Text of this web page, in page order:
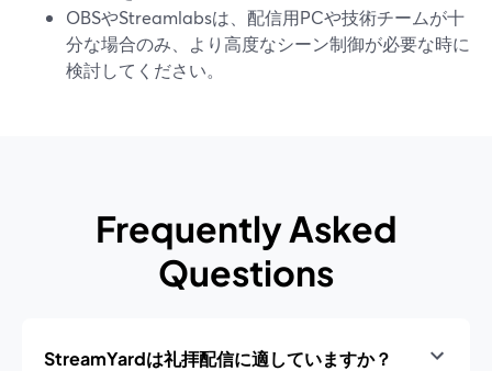
OBSやStreamlabsは、配信用PCや技術チームが十
分な場合のみ、より高度なシーン制御が必要な時に
検討してください。
Frequently Asked
Questions
StreamYardは礼拝配信に適していますか？